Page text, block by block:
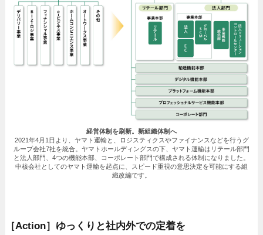
経営体制を刷新。新組織体制へ
2021年4月1日より、ヤマト運輸と、ロジスティクスやファイナンスなどを行うグ
ループ会社7社を統合。ヤマトホールディングスの下、ヤマト運輸はリテール部門
と法人部門、4つの機能本部、コーポレート部門で構成される体制になりました。
中核会社としてのヤマト運輸を起点に、スピード重視の意思決定を可能にする組
織改編です。
［Action］ゆっくりと社内外での定着を